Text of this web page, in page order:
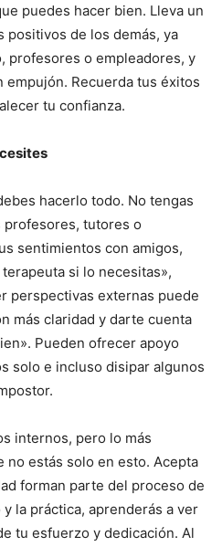
puedes hacer bien. Lleva un
de los demás, ya
profesores o empleadores, y
Recuerda tus éxitos
tu confianza.
hacerlo todo. No tengas
profesores, tutores o
sentimientos con amigos,
si lo necesitas»,
perspectivas externas puede
más claridad y darte cuenta
Pueden ofrecer apoyo
solo e incluso disipar algunos
internos, pero lo más
estás solo en esto. Acepta
forman parte del proceso de
la práctica, aprenderás a ver
tu esfuerzo y dedicación. Al